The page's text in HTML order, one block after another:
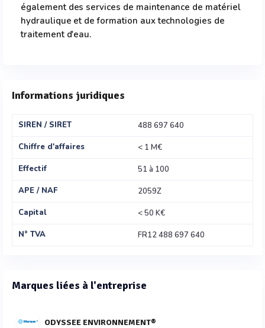
également des services de maintenance de matériel
hydraulique et de formation aux technologies de
traitement d'eau.
Informations juridiques
SIREN / SIRET
488 697 640
Chiffre d'affaires
< 1 M€
Effectif
51 à 100
APE / NAF
2059Z
Capital
< 50 K€
N° TVA
FR12 488 697 640
Marques liées à l'entreprise
ODYSSEE ENVIRONNEMENT®